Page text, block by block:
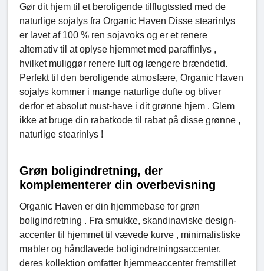
Gør dit hjem til et beroligende tilflugtssted med de
naturlige sojalys fra Organic Haven Disse stearinlys
er lavet af 100 % ren sojavoks og er et renere
alternativ til at oplyse hjemmet med paraffinlys ,
hvilket muliggør renere luft og længere brændetid.
Perfekt til den beroligende atmosfære, Organic Haven
sojalys kommer i mange naturlige dufte og bliver
derfor et absolut must-have i dit grønne hjem . Glem
ikke at bruge din rabatkode til rabat på disse grønne ,
naturlige stearinlys !
Grøn boligindretning, der
komplementerer din overbevisning
Organic Haven er din hjemmebase for grøn
boligindretning . Fra smukke, skandinaviske design-
accenter til hjemmet til vævede kurve , minimalistiske
møbler og håndlavede boligindretningsaccenter,
deres kollektion omfatter hjemmeaccenter fremstillet